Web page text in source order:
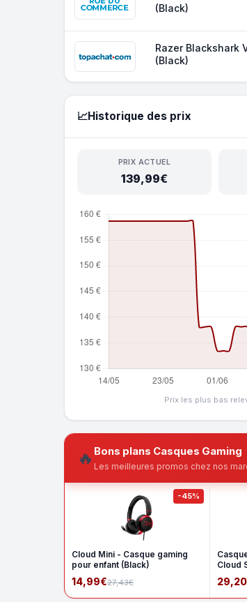
(Black)
Razer Blackshark
(Black)
📈Historique des prix
PRIX ACTUEL
139,99€
Prix les plus bas
🔥 Bons plans Casques Gaming
Les meilleures promos chez nos
-45%
Cloud Mini - Casque gaming
pour enfant (Black)
14,99€27,43€
Cloud